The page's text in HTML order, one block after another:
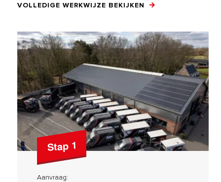
VOLLEDIGE WERKWIJZE BEKIJKEN
Stap 1
Aanvraag: